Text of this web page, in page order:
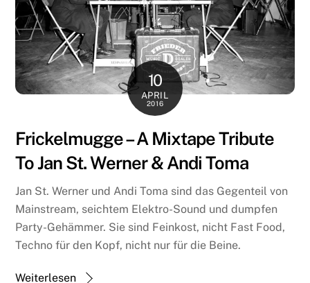
10
APRIL
2016
Frickelmugge – A Mixtape Tribute
To Jan St. Werner & Andi Toma
Jan St. Werner und Andi Toma sind das Gegenteil von
Mainstream, seichtem Elektro-Sound und dumpfen
Party-Gehämmer. Sie sind Feinkost, nicht Fast Food,
Techno für den Kopf, nicht nur für die Beine.
Weiterlesen